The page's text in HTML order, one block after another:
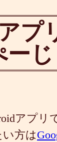
プ
ーじ
アプリ
方は